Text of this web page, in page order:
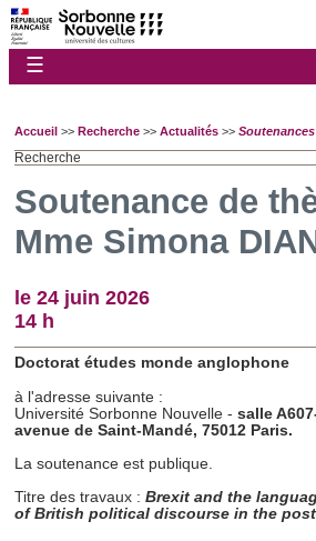
☰
Accueil >> Recherche >> Actualités >> Soutenances
Recherche
Soutenance de
Mme Simona
le 24 juin 2026
14 h
Doctorat études monde anglophone
à l'adresse suivante :
Université Sorbonne Nouvelle - salle A607
avenue de Saint-Mandé, 75012 Paris.
La soutenance est publique.
Titre des travaux : Brexit and the
of British political discourse in the